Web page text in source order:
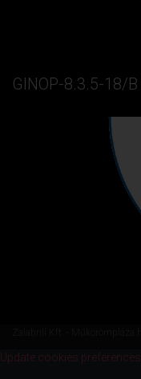
GINOP-8.3.5-18/B
Update cookies preferences